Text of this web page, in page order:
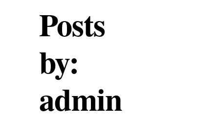
Posts
by:
admin